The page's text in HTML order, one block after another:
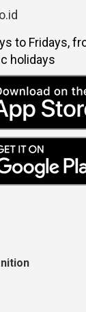
to Fridays,
holidays